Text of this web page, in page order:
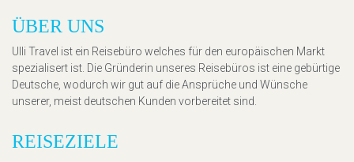
ÜBER UNS
Ulli Travel ist ein Reisebüro welches für den europäischen Markt
spezialisert ist. Die Gründerin unseres Reisebüros ist eine gebürtige
Deutsche, wodurch wir gut auf die Ansprüche und Wünsche
unserer, meist deutschen Kunden vorbereitet sind.
REISEZIELE